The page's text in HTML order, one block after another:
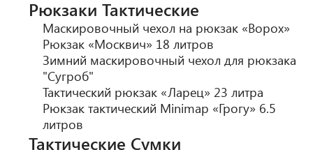
Рюкзаки Тактические
Маскировочный чехол на рюкзак «Ворох»
Рюкзак «Москвич» 18 литров
Зимний маскировочный чехол для рюкзака
"Сугроб"
Тактический рюкзак «Ларец» 23 литра
Рюкзак тактический Minimap «Грогу» 6.5
литров
Тактические Сумки